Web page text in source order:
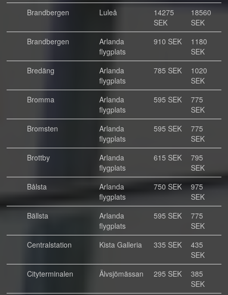
Brandbergen
Luleå
14275
SEK
18560
SEK
Brandbergen
Arlanda
flygplats
910 SEK
1180
SEK
Bredäng
Arlanda
flygplats
785 SEK
1020
SEK
Bromma
Arlanda
flygplats
595 SEK
775
SEK
Bromsten
Arlanda
flygplats
595 SEK
775
SEK
Brottby
Arlanda
flygplats
615 SEK
795
SEK
Bålsta
Arlanda
flygplats
750 SEK
975
SEK
Bällsta
Arlanda
flygplats
595 SEK
775
SEK
Centralstation
Kista Galleria 335 SEK
435
SEK
Cityterminalen
Älvsjömässan 295 SEK
385
SEK